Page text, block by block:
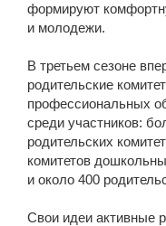
формируют
и молодежи.
В третьем сезоне
родительские
профессиональных
среди участников:
родительских
комитетов
и около 400
Свои идеи активные